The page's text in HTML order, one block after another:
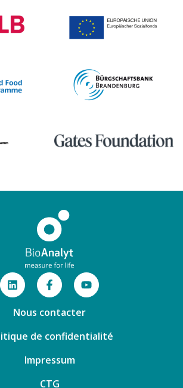
Nous contacter
de confidentialité
Impressum
CTG